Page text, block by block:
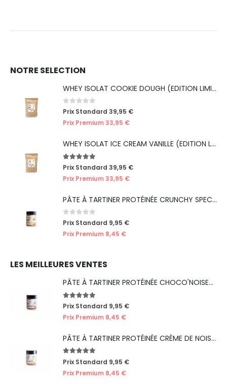
NOTRE SELECTION
WHEY ISOLAT COOKIE DOUGH (EDITION LIMITÉE ICE CREAM)
0 out of 5
Prix Standard 39,95 €
Prix Premium33,95 €
WHEY ISOLAT ICE CREAM VANILLE (EDITION LIMITÉE ICE CREAM)
5.00 out of 5
Prix Standard 39,95 €
Prix Premium33,95 €
PÂTE À TARTINER PROTÉINÉE CRUNCHY SPECULOOS
0 out of 5
Prix Standard 9,95 €
Prix Premium 8,45 €
LES MEILLEURES VENTES
PÂTE À TARTINER PROTÉINÉE CHOCO'NOISETTES
5.00out of 5
Prix Standard 9,95 €
Prix Premium 8,45 €
PÂTE À TARTINER PROTÉINÉE CRÈME DE NOISETTES
5.00 out of 5
Prix Standard 9,95 €
Prix Premium 8,45 €